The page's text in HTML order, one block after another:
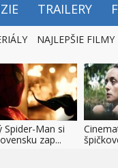
TRAILERY
NAJLEPŠIE FILMY
Spider-Man si
zap...